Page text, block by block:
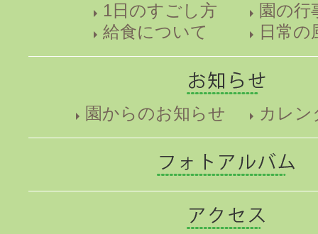
1日のすごし方
園の行
給食について
日常の
園からのお知らせ カレン